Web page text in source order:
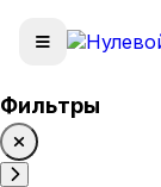
Фильтры